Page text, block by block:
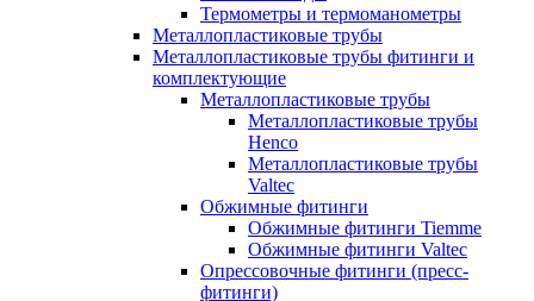
Термометры и термоманометры
Металлопластиковые трубы
Металлопластиковые трубы фитинги и
комплектующие
Металлопластиковые трубы
Металлопластиковые трубы
Henco
Металлопластиковые трубы
Valtec
Обжимные фитинги
Обжимные фитинги Tiemme
Обжимные фитинги Valtec
Опрессовочные фитинги (пресс-
фитинги)